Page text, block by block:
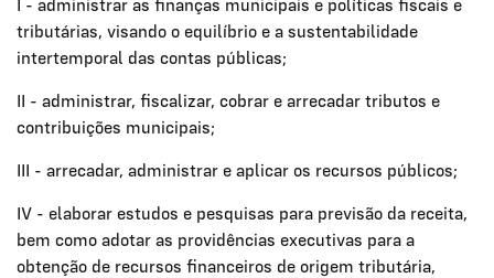
I - administrar as finanças municipais e políticas fiscais e
tributárias, visando o equilíbrio e a sustentabilidade
intertemporal das contas públicas;
II - administrar, fiscalizar, cobrar e arrecadar tributos e
contribuições municipais;
III - arrecadar, administrar e aplicar os recursos públicos;
IV - elaborar estudos e pesquisas para previsão da receita,
bem como adotar as providências executivas para a
obtenção de recursos financeiros de origem tributária,